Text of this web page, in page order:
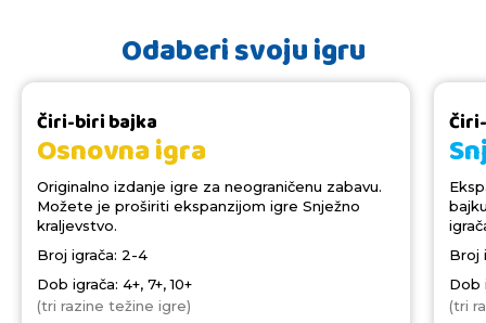
Odaberi svoju igru
Čiri-biri bajka
Osnovna igra
Originalno izdanje igre za neograničenu zabavu.
Možete je proširiti ekspanzijom igre Snježno
kraljevstvo.
Broj igrača: 2-4
Dob igrača: 4+, 7+, 10+
(tri razine težine igre)
Broj
Dob
(tri